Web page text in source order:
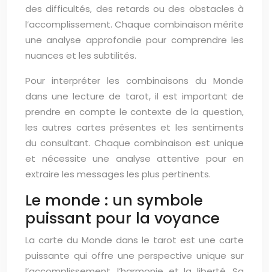
des difficultés, des retards ou des obstacles à
l’accomplissement. Chaque combinaison mérite
une analyse approfondie pour comprendre les
nuances et les subtilités.
Pour interpréter les combinaisons du Monde
dans une lecture de tarot, il est important de
prendre en compte le contexte de la question,
les autres cartes présentes et les sentiments
du consultant. Chaque combinaison est unique
et nécessite une analyse attentive pour en
extraire les messages les plus pertinents.
Le monde : un symbole
puissant pour la voyance
La carte du Monde dans le tarot est une carte
puissante qui offre une perspective unique sur